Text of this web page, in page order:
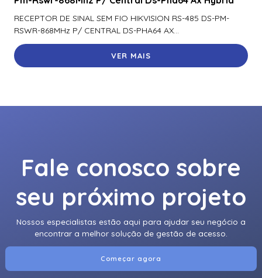
RECEPTOR DE SINAL SEM FIO HIKVISION RS-485 DS-PM-
RSWR-868MHz P/ CENTRAL DS-PHA64 AX...
VER MAIS
Fale conosco sobre
seu próximo projeto
Nossos especialistas estão aqui para ajudar seu negócio a
encontrar a melhor solução de gestão de acesso.
Começar agora